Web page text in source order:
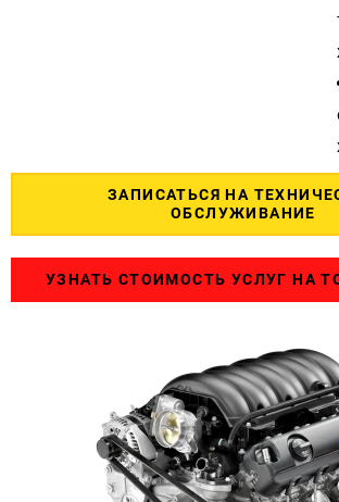
ЗАПИСАТЬСЯ НА
ОБСЛУЖИВАНИЕ
УЗНАТЬ СТОИМОСТЬ УСЛУГ НА